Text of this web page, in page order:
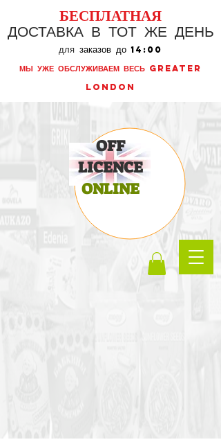
OFF
LICENCE
ONLINE
БЕСПЛАТНАЯ
ДОСТАВКА В ТОТ ЖЕ ДЕНЬ
для заказов до 14:00
МЫ УЖЕ ОБСЛУЖИВАЕМ ВЕСЬ GREATER
LONDON